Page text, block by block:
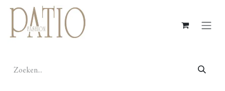
Overslaan naar inhoud